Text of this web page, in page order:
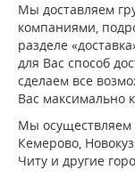
Мы доставляем
компаниями,
разделе
для Вас способ
сделаем все
Вас максимально
Мы осуществляем
Кемерово,
Читу и другие